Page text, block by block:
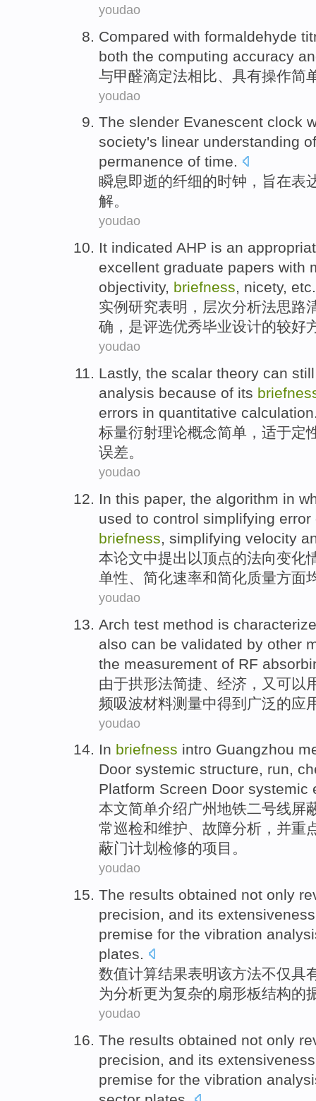
youdao
Compared with formaldehyde
both the computing accuracy
与甲醛滴定法相比 、具有操作简
youdao
The slender Evanescent clock
society's linear understanding of
permanence of time.
瞬息即逝的纤细的时钟 ， 旨在表
解。
youdao
It indicated AHP is an
excellent graduate papers with
objectivity, briefness, nicety, etc.
实例 研究表明， 层次分析法思路
确， 是评选优秀毕业设计的较好
youdao
Lastly, the scalar theory can
analysis because of its
errors in quantitative calculation
标量衍射理论概念简单 ，适于定
误差。
youdao
In this paper, the algorithm in
used to control simplifying error
briefness, simplifying velocity
本论文中提出以顶点的法向变化
单性、简化速率和简化质量方面
youdao
Arch test method is
also can be validated by other
the measurement of RF
由于拱形法简捷 经济 ， 又 可以
频吸波材料测量中得到 广泛的应
youdao
In briefness intro Guangzhou
Door systemic structure, run,
Platform Screen Door systemic
本文简单介绍广州地铁二号线屏
常巡检和维护、 故障分析 ，并重
蔽门计划 检修的项目。
youdao
The results obtained not only
precision, and its extensiveness
premise for the vibration
plates.
数值计算结果表明该方法不仅具
为分析更为复杂的扇形板结构的
youdao
The results obtained not only
precision, and its extensiveness
premise for the vibration